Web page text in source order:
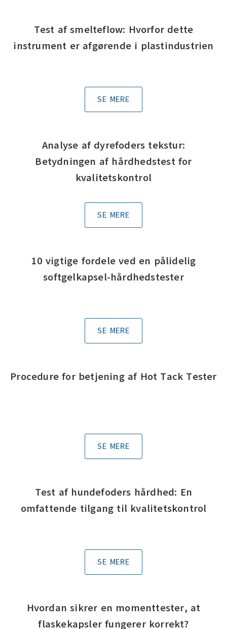
Test af smelteflow: Hvorfor dette
instrument er afgørende i plastindustrien
SE MERE
Analyse af dyrefoders tekstur:
Betydningen af hårdhedstest for
kvalitetskontrol
SE MERE
10 vigtige fordele ved en pålidelig
softgelkapsel-hårdhedstester
SE MERE
Procedure for betjening af Hot Tack Tester
SE MERE
Test af hundefoders hårdhed: En
omfattende tilgang til kvalitetskontrol
SE MERE
Hvordan sikrer en momenttester, at
flaskekapsler fungerer korrekt?